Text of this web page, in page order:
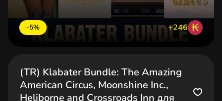
-5% +246 ₭
(TR) Klabater Bundle: The Amazing
American Circus, Moonshine Inc.,
Heliborne and Crossroads Inn для